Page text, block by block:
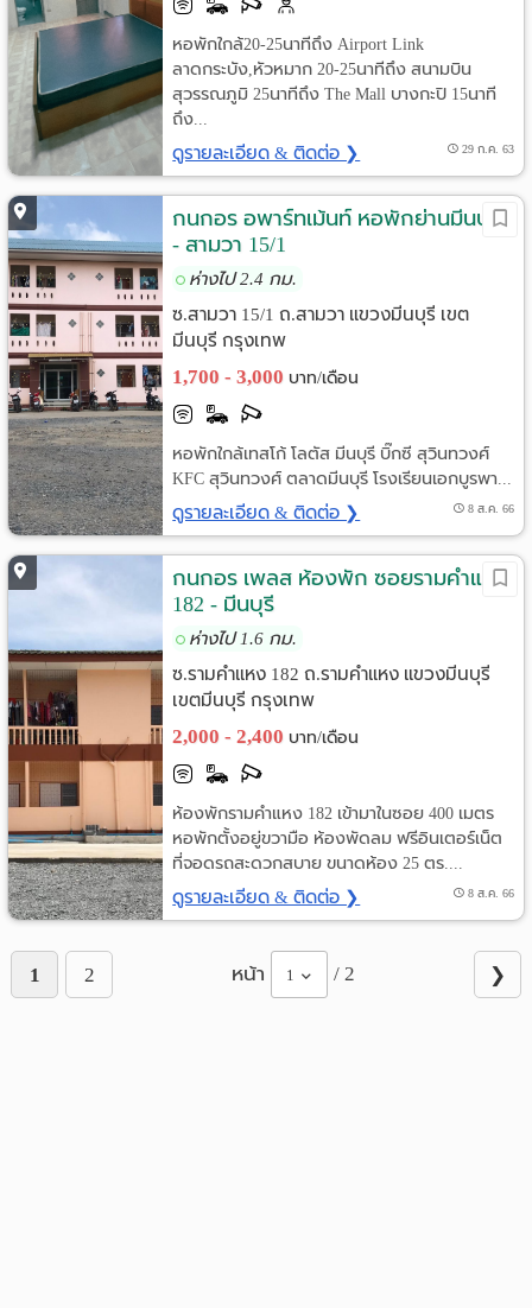
หอพักใกล้20-25นาทีถึง Airport Link
ลาดกระบัง,หัวหมาก 20-25นาทีถึง สนามบิน
สุวรรณภูมิ 25นาทีถึง The Mall บางกะปิ 15นาที
ถึง...
ดูรายละเอียด & ติดต่อ ❯ 29 ก.ค. 63
กนกอร อพาร์ทเม้นท์ หอพักย่านมีนบุรี
- สามวา 15/1
ห่างไป 2.4 กม.
ซ.สามวา 15/1 ถ.สามวา แขวงมีนบุรี เขต
มีนบุรี กรุงเทพ
1,700 - 3,000 บาท/เดือน
หอพักใกล้เทสโก้ โลตัส มีนบุรี บิ๊กซี สุวินทวงศ์
KFC สุวินทวงศ์ ตลาดมีนบุรี โรงเรียนเอกบูรพา...
ดูรายละเอียด & ติดต่อ ❯ 8 ส.ค. 66
กนกอร เพลส ห้องพัก ซอยรามคำแหง
182 - มีนบุรี
ห่างไป 1.6 กม.
ซ.รามคำแหง 182 ถ.รามคำแหง แขวงมีนบุรี
เขตมีนบุรี กรุงเทพ
2,000 - 2,400 บาท/เดือน
ห้องพักรามคำแหง 182 เข้ามาในซอย 400 เมตร
หอพักตั้งอยู่ขวามือ ห้องพัดลม ฟรีอินเตอร์เน็ต
ที่จอดรถสะดวกสบาย ขนาดห้อง 25 ตร....
ดูรายละเอียด & ติดต่อ ❯ 8 ส.ค. 66
1 2 หน้า 1 / 2 ❯